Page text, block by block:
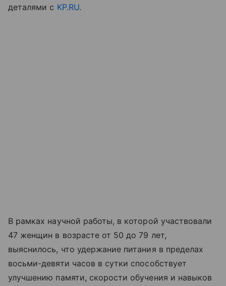
деталями с KP.RU.
В рамках научной работы, в которой участвовали
47 женщин в возрасте от 50 до 79 лет,
выяснилось, что удержание питания в пределах
восьми-девяти часов в сутки способствует
улучшению памяти, скорости обучения и навыков